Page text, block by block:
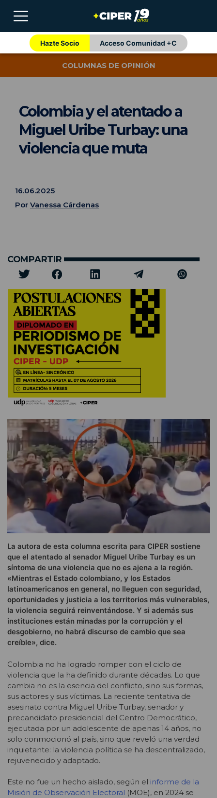
Hazte Socio Acceso Comunidad +C
COLUMNAS DE OPINIÓN
Colombia y el atentado a
Miguel Uribe Turbay: una
violencia que muta
16.06.2025
Por Vanessa Cárdenas
COMPARTIR
La autora de esta columna escrita para CIPER sostiene
que el atentado al senador Miguel Uribe Turbay es un
síntoma de una violencia que no es ajena a la región.
«Mientras el Estado colombiano, y los Estados
latinoamericanos en general, no lleguen con seguridad,
oportunidades y justicia a los territorios más vulnerables,
la violencia seguirá reinventándose. Y si además sus
instituciones están minadas por la corrupción y el
desgobierno, no habrá discurso de cambio que sea
creíble», dice.
Colombia no ha logrado romper con el ciclo de
violencia que la ha definido durante décadas. Lo que
cambia no es la esencia del conflicto, sino sus formas,
sus actores y sus víctimas. La reciente tentativa de
asesinato contra Miguel Uribe Turbay, senador y
precandidato presidencial del Centro Democrático,
ejecutada por un adolescente de apenas 14 años, no
solo conmocionó al país, sino que reveló una verdad
inquietante: la violencia política se ha descentralizado,
rejuvenecido y adaptado.
Este no fue un hecho aislado, según el informe de la
Misión de Observación Electoral (MOE), en 2024 se